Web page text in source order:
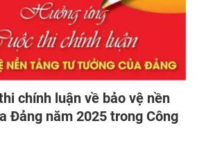
chính luận về bảo vệ nền
Đảng năm 2025 trong Công